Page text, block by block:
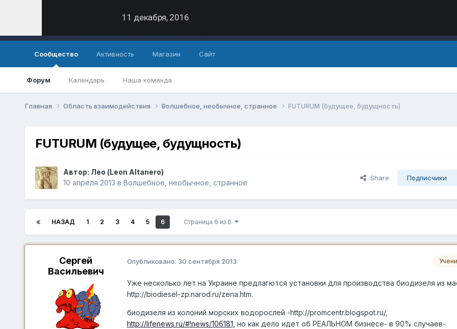
Сообщество
Форум Календарь Наша команда
Активность Магазин Сайт
Главная Область взаимодействия Волшебное, необычное, странное FUTURUM (будущее, будущность)
FUTURUM (будущее, будущность)
Автор: Лео (Leon Altanero)
10 апреля 2013 в Волшебное, необычное, странное
Share Подписчики
НАЗАД 1 2 3 4 5 6 Страница 6 из 6
Сергей
Васильевич
Опубликовано: 30 сентября 2013
Уже несколько лет на Украине предлагются установки для производства биодизеля из
http://biodiesel-zp.narod.ru/zena.htm.
биодизеля из колоний морских водорослей -http://promcentr.blogspot.ru/,
http://lifenews.ru/#!news/106181, но как дело идет об РЕАЛЬНОМ бизнесе- в 90% случаев-
11 декабря, 2016